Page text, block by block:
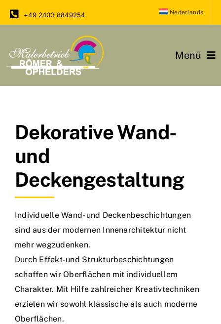
Inhalt
+49 2403 8849254 Nederlands
Menü
Home
Referenzen
Trends & Neuigkeiten
Kontakt
Jobs
Dekorative Wand-
und
Deckengestaltung
Individuelle Wand- und Deckenbeschichtungen
sind aus der modernen Innenarchitektur nicht
mehr wegzudenken.
Durch Effekt-und Strukturbeschichtungen
schaffen wir Oberflächen mit individuellem
Charakter. Mit Hilfe zahlreicher Kreativtechniken
erzielen wir sowohl klassische als auch moderne
Oberflächen.